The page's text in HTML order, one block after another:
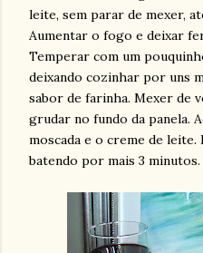
leite, sem parar de mexer,
Aumentar o fogo e deixar
Temperar com um
deixando cozinhar por uns
sabor de farinha. Mexer de
grudar no fundo da panela.
moscada e o creme de
batendo por mais 3 minutos.